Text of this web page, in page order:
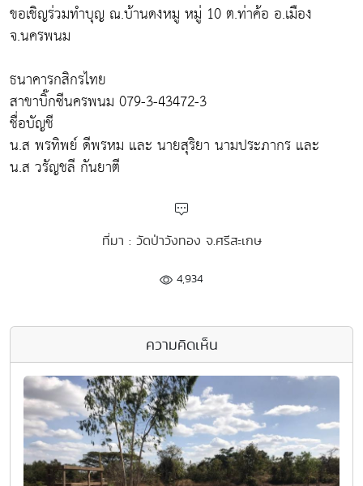
ขอเชิญร่วมทำบุญ ณ.บ้านดงหมู หมู่ 10 ต.ท่าค้อ อ.เมือง
จ.นครพนม
ธนาคารกสิกรไทย
สาขาบิ๊กซีนครพนม 079-3-43472-3
ชื่อบัญชี
น.ส พรทิพย์ ดีพรหม และ นายสุริยา นามประภากร และ
น.ส วรัญชลี กันยาตี
ที่มา : วัดป่าวังทอง จ.ศรีสะเกษ
4,934
ความคิดเห็น